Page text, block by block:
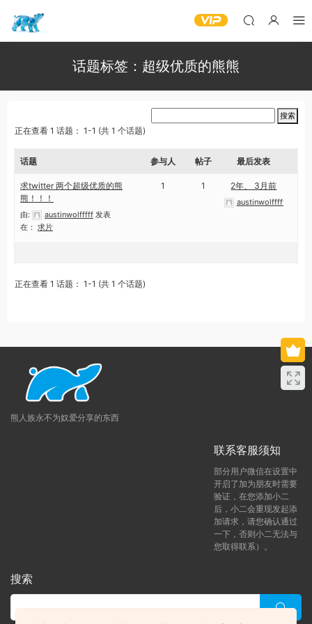
话题标签：超级优质的熊熊
正在查看 1 话题： 1-1 (共 1 个话题)
话题 参与人 帖子 最后发表
求twitter 两个超级优质的熊
熊！！！
由: austinwolfffff 发表
在： 求片
1 1 2年、 3月前
austinwolfffff
正在查看 1 话题： 1-1 (共 1 个话题)
熊人族永不为奴爱分享的东西
联系客服须知
部分用户微信在设置中
开启了加为朋友时需要
验证，在您添加小二
后，小二会重现发起添
加请求，请您确认通过
一下，否则小二无法与
您取得联系）。
搜索